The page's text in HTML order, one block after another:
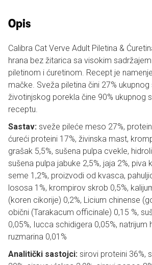
Opis
Calibra Cat Verve Adult Piletina &
hrana bez žitarica sa visokim
piletinom i ćuretinom. Recept je
mačke. Sveža piletina čini 27%
životinjskog porekla čine 90% ukupnog
receptu.
Sastav: sveže pileće meso 27%,
ćureći proteini 17%, živinska mast,
grašak 5,5%, sušena pulpa cvekle,
sušena pulpa jabuke 2,5%, jaja 2%, piva
seme 1,2%, proizvodi od kvasca,
lososa 1%, krompirov skrob 0,5%,
(koren cikorije) 0,2%, Licium chinense
obični (Tarakacum officinale) 0,15 %,
0,05%, Iucca schidigera 0,05%, natrijum
ruzmarina 0,01%
Analitički sastojci: sirovi proteini 36%,